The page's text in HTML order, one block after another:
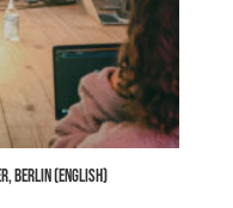
Berlin (english)